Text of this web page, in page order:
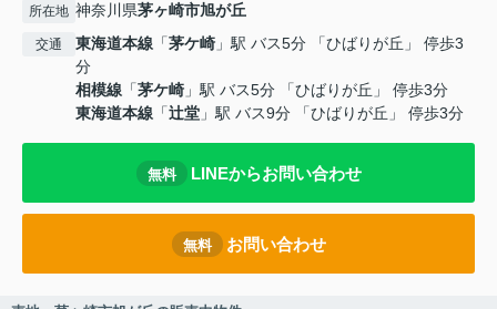
所在地 神奈川県茅ヶ崎市旭が丘
交通 東海道本線 「茅ケ崎 」駅 バス5分 「ひばりが丘」 停歩3
分
相模線 「茅ケ崎 」駅 バス5分 「ひばりが丘」 停歩3分
東海道本線 「辻堂 」駅 バス9分 「ひばりが丘」 停歩3分
無料 LINEからお問い合わせ
無料 お問い合わせ